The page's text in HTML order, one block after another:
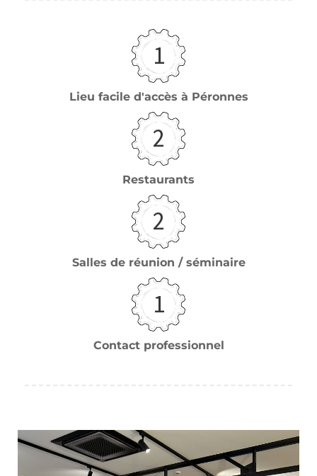
1
Lieu facile d'accès à Péronnes
2
Restaurants
2
Salles de réunion / séminaire
1
Contact professionnel